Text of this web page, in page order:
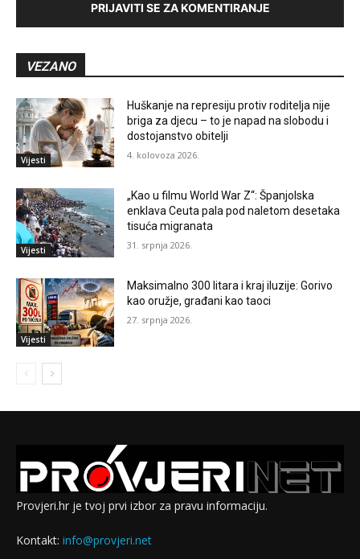
PRIJAVITI SE ZA KOMENTIRANJE
VEZANO
Vijesti
Huškanje na represiju protiv roditelja nije
briga za djecu – to je napad na slobodu i
dostojanstvo obitelji
4. kolovoza 2026.
Vijesti
„Kao u filmu World War Z“: Španjolska
enklava Ceuta pala pod naletom desetaka
tisuća migranata
31. srpnja 2026.
Vijesti
Maksimalno 300 litara i kraj iluzije: Gorivo
kao oružje, građani kao taoci
27. srpnja 2026.
Provjeri.hr je tvoj prvi izbor za pravu informaciju.
Kontakt: info@provjeri.net